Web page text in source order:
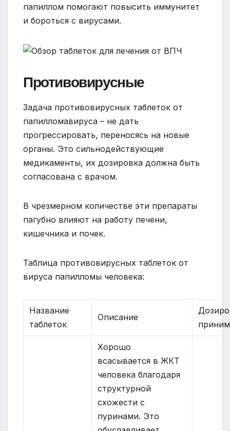
папиллом помогают повысить иммунитет
и бороться с вирусами.
Противовирусные
Задача противовирусных таблеток от
папилломавируса – не дать
прогрессировать, переносясь на новые
органы. Это сильнодействующие
медикаменты, их дозировка должна быть
согласована с врачом.
В чрезмерном количестве эти препараты
пагубно влияют на работу печени,
кишечника и почек.
Таблица противовирусных таблеток от
вируса папилломы человека:
Название
таблеток
Описание
Хорошо
всасывается в ЖКТ
человека благодаря
структурной
схожести с
пуринами. Это